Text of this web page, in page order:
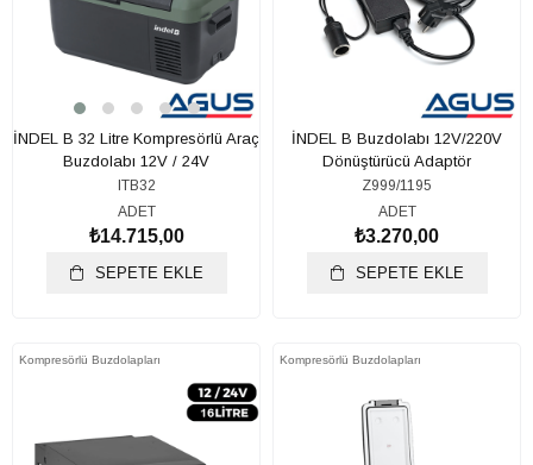
İNDEL B 32 Litre Kompresörlü Araç
Buzdolabı 12V / 24V
ITB32
ADET
₺14.715,00
SEPETE EKLE
İNDEL B Buzdolabı 12V/220V
Dönüştürücü Adaptör
Z999/1195
ADET
₺3.270,00
SEPETE EKLE
Kompresörlü Buzdolapları Kompresörlü Buzdolapları